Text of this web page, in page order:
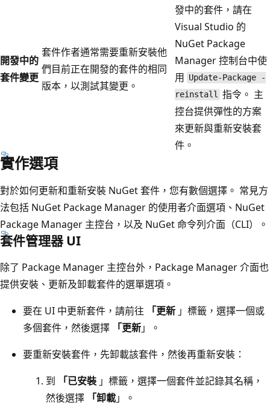
開發中的
套件變更
套件作者通常需要重新安裝他
們目前正在開發的套件的相同
版本，以測試其變更。
發中的套件，請在
Visual Studio 的
NuGet Package
Manager 控制台中使
用 Update-Package -
reinstall 指令。 主
控台提供彈性的方案
來更新與重新安裝套
件。
實作選項
對於如何更新和重新安裝 NuGet 套件，您有數個選擇。 常見方
法包括 NuGet Package Manager 的使用者介面選項、NuGet
Package Manager 主控台，以及 NuGet 命令列介面（CLI）。
套件管理器 UI
除了 Package Manager 主控台外，Package Manager 介面也
提供安裝、更新及卸載套件的選單選項。
要在 UI 中更新套件，請前往
「更新 」標籤，選擇一個或
多個套件，然後選擇
「更新」。
要重新安裝套件，先卸載該套件，然後再重新安裝：
到
「已安裝 」標籤，選擇一個套件並記錄其名稱，
然後選擇
「卸載」。